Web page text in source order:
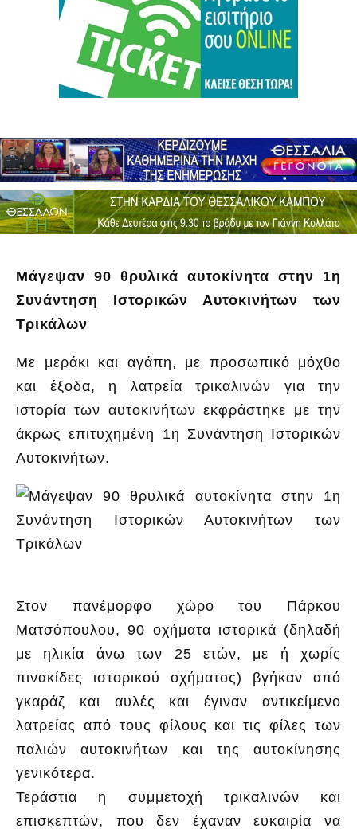
Μάγεψαν 90 θρυλικά αυτοκίνητα στην 1η
Συνάντηση Ιστορικών Αυτοκινήτων των
Τρικάλων
Με μεράκι και αγάπη, με προσωπικό μόχθο
και έξοδα, η λατρεία τρικαλινών για την
ιστορία των αυτοκινήτων εκφράστηκε με την
άκρως επιτυχημένη 1η Συνάντηση Ιστορικών
Αυτοκινήτων.
Στον πανέμορφο χώρο του Πάρκου
Ματσόπουλου, 90 οχήματα ιστορικά (δηλαδή
με ηλικία άνω των 25 ετών, με ή χωρίς
πινακίδες ιστορικού οχήματος) βγήκαν από
γκαράζ και αυλές και έγιναν αντικείμενο
λατρείας από τους φίλους και τις φίλες των
παλιών αυτοκινήτων και της αυτοκίνησης
γενικότερα.
Τεράστια η συμμετοχή τρικαλινών και
επισκεπτών, που δεν έχαναν ευκαιρία να